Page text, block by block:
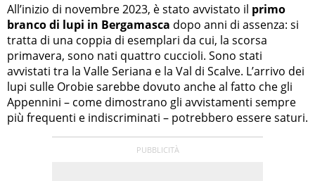
All’inizio di novembre 2023, è stato avvistato il primo
branco di lupi in Bergamasca dopo anni di assenza: si
tratta di una coppia di esemplari da cui, la scorsa
primavera, sono nati quattro cuccioli. Sono stati
avvistati tra la Valle Seriana e la Val di Scalve. L’arrivo dei
lupi sulle Orobie sarebbe dovuto anche al fatto che gli
Appennini – come dimostrano gli avvistamenti sempre
più frequenti e indiscriminati – potrebbero essere saturi.